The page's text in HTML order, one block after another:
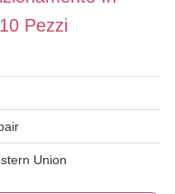
Pezzi
Union